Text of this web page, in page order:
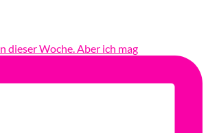
dieser Woche. Aber ich mag